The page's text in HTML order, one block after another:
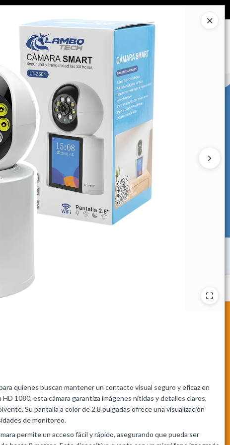
quienes buscan mantener un contacto visual seguro y eficaz en
1080, esta cámara garantiza imágenes nítidas y detalles claros,
Su pantalla a color de 2,8 pulgadas ofrece una visualización
de monitoreo.
permite un acceso fácil y rápido, asegurando que pueda ser
CÓMO COMPRAR CONTACTO